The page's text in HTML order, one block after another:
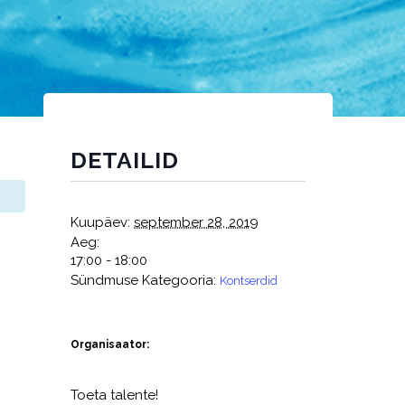
DETAILID
Kuupäev: september 28, 2019
Aeg:
17:00 - 18:00
Sündmuse Kategooria: Kontserdid
Organisaator:
Toeta talente!